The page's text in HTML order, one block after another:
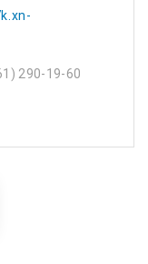
290-19-60